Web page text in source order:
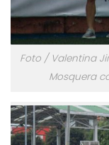
Foto / Valentina
Mosquera